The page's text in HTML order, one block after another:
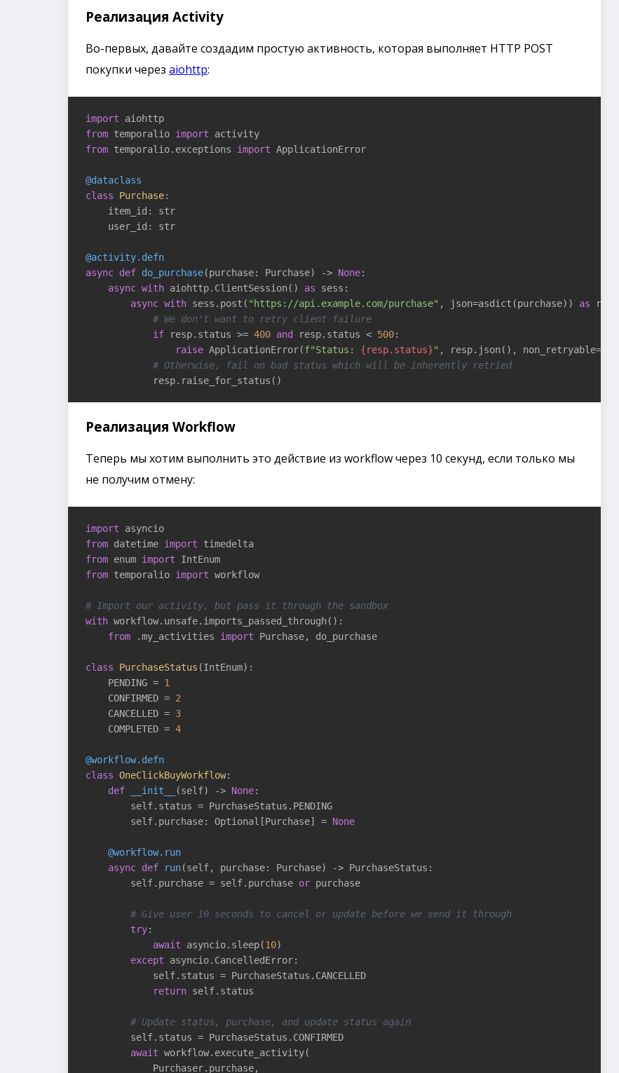
Реализация Activity
Во-первых, давайте создадим простую активность, которая выполняет HTTP POST
покупки через aiohttp:
import
from temporalio import
from temporalio.exceptions import ApplicationError
@dataclass
class
Purchase:
    item_id: str
    user_id: str
@activity.defn
async def do_purchase(purchase: Purchase) -> None:
async with aiohttp.ClientSession() as sess:
async with sess.post( "https://api.example.com/purchase" , json=asdict(purchase)) as resp:
# We don't want to retry client failure
if resp.status >= 400 and resp.status < 500:
raise ApplicationError(f"Status: {resp.status}" , resp.json(), non_retryable=
# Otherwise, fail on bad status which will be inherently retried
            resp.raise_for_status()
Реализация Workflow
Теперь мы хотим выполнить это действие из workflow через 10 секунд, если только мы
не получим отмену:
import
from datetime import
from enum import
from temporalio import workflow
# Import our activity, but pass it through the sandbox
with workflow.unsafe.imports_passed_through():
from .my_activities import Purchase, do_purchase
class PurchaseStatus (IntEnum) :
    PENDING =
1
    CONFIRMED =
2
    CANCELLED =
3
    COMPLETED =
4
@workflow.defn
class OneClickBuyWorkflow:
def
__init__ (self) -> None:
        self.status = PurchaseStatus.PENDING
        self.purchase: Optional[Purchase] =
None
    @workflow.run
async def run(self, purchase: Purchase)
-> PurchaseStatus:
        self.purchase = self.purchase
or purchase
# Give user 10 seconds to cancel or update before we send it through
try:
await asyncio.sleep(10)
except asyncio.CancelledError:
            self.status = PurchaseStatus.CANCELLED
return self.status
# Update status, purchase, and update status again
        self.status = PurchaseStatus.CONFIRMED
await workflow.execute_activity(
            Purchaser.purchase,